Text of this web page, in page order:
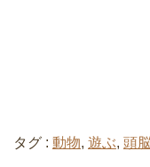
タグ : 動物, 遊ぶ, 頭脳